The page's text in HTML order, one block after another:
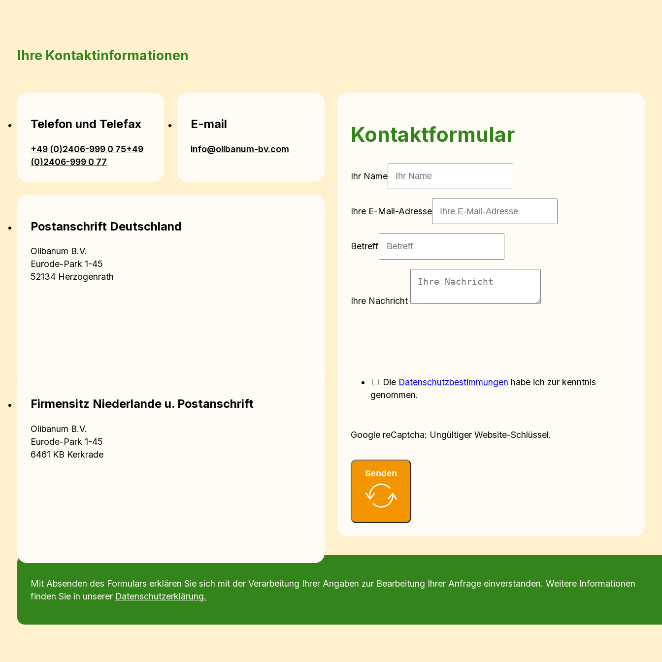
Ihre Kontaktinformationen
Telefon und Telefax
+49 (0)2406-999 0 75+49
(0)2406-999 0 77
E-mail
info@olibanum-bv.com
Postanschrift Deutschland
Olibanum B.V.
Eurode-Park 1-45
52134 Herzogenrath
Firmensitz Niederlande u. Postanschrift
Olibanum B.V.
Eurode-Park 1-45
6461 KB Kerkrade
Kontaktformular
Ihr Name
Ihre E-Mail-Adresse
Betreff
Ihre Nachricht
Die Datenschutzbestimmungen habe ich zur kenntnis
genommen.
Google reCaptcha: Ungültiger Website-Schlüssel.
Senden
Mit Absenden des Formulars erklären Sie sich mit der Verarbeitung Ihrer Angaben zur Bearbeitung Ihrer Anfrage einverstanden. Weitere Informationen
finden Sie in unserer Datenschutzerklärung.